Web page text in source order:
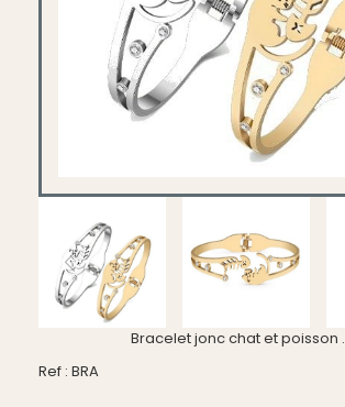
Bracelet jonc chat et poisson .
Ref : BRA